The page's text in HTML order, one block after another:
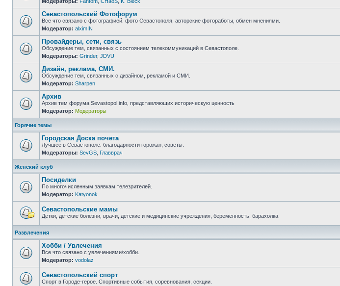
Нет
непрочитанных
сообщений
Нет
непрочитанных
сообщений
Севастопольский Фотофорум
Все что связано с фотографией: фото Севастополя, авторские фотоработы, обмен мнениями.
Модератор: alximIN
Нет
непрочитанных
сообщений
Провайдеры, сети, связь
Обсуждение тем, связанных с состоянием телекоммуникаций в Севастополе.
Модераторы: Grinder, JDVU
Нет
непрочитанных
сообщений
Дизайн, реклама, СМИ.
Обсуждение тем, связанных с дизайном, рекламой и СМИ.
Модератор: Sharpen
Нет
непрочитанных
сообщений
Архив
Архив тем форума Sevastopol.info, представляющих историческую ценность
Модератор: Модераторы
Горячие темы
Нет
непрочитанных
сообщений
Городская Доска почета
Лучшее в Севастополе: благодарности горожан, советы.
Модераторы: SevGS Главврач
Женский клуб
Нет
непрочитанных
сообщений
Посиделки
По многочисленным заявкам телезрителей.
Модератор: Katyonok
непрочитанных
сообщений
Севастопольские мамы
Детки, детские болезни, врачи, детские и медицинские учреждения, беременность, барахолка.
Развлечения
Нет
непрочитанных
сообщений
Хобби / Увлечения
Все что связано с увлечениями/хобби.
Модератор: vodolaz
Севастопольский спорт
Спорт в Городе-герое. Спортивные события, соревнования, секции.